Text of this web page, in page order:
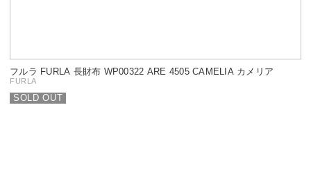
フルラ FURLA 長財布 WP00322 ARE 4505 CAMELIA カメリア
FURLA
SOLD OUT